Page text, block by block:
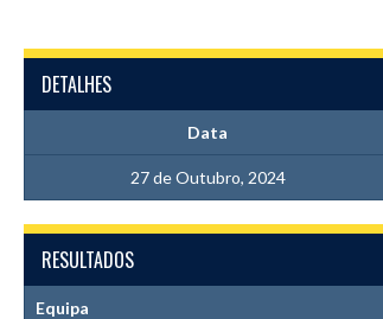
DETALHES
Data
27 de Outubro, 2024
RESULTADOS
Equipa